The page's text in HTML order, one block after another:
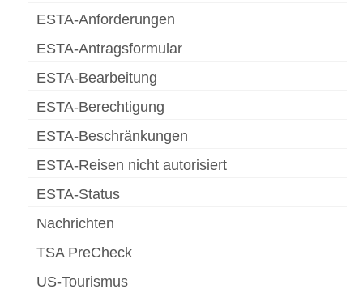
ESTA-Anforderungen
ESTA-Antragsformular
ESTA-Bearbeitung
ESTA-Berechtigung
ESTA-Beschränkungen
ESTA-Reisen nicht autorisiert
ESTA-Status
Nachrichten
TSA PreCheck
US-Tourismus